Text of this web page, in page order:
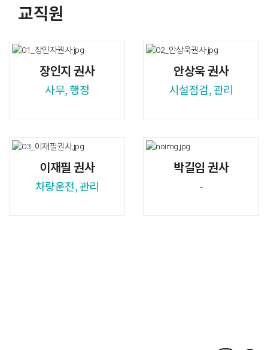
교직원
장인지 권사
사무, 행정
안상욱 권사
시설점검, 관리
이재필 권사
차량운전, 관리
박길임 권사
-